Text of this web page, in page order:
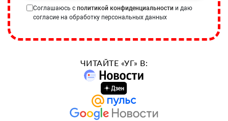
Соглашаюсь с политикой конфиденциальности и даю
согласие на обработку персональных данных
ЧИТАЙТЕ «УГ» В: